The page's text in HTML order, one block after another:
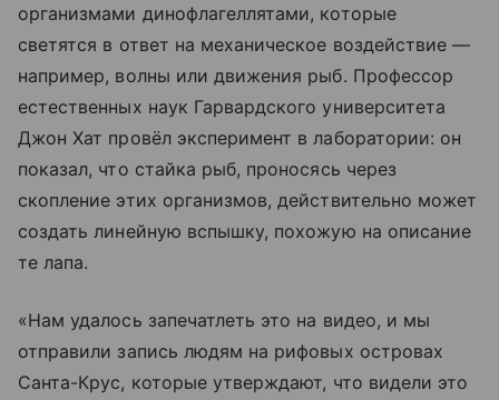
организмами динофлагеллятами, которые
светятся в ответ на механическое воздействие —
например, волны или движения рыб. Профессор
естественных наук Гарвардского университета
Джон Хат провёл эксперимент в лаборатории: он
показал, что стайка рыб, проносясь через
скопление этих организмов, действительно может
создать линейную вспышку, похожую на описание
те лапа.
«Нам удалось запечатлеть это на видео, и мы
отправили запись людям на рифовых островах
Санта-Крус, которые утверждают, что видели это